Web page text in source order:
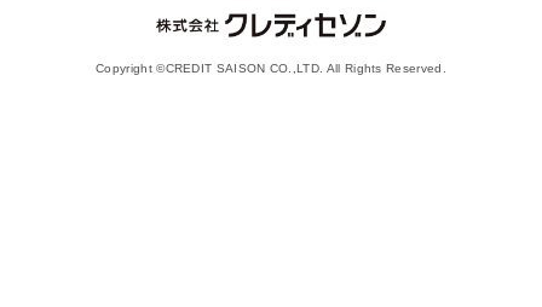
Copyright ©CREDIT SAISON CO.,LTD. All Rights Reserved.